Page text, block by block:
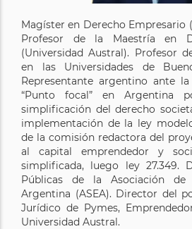
Magíster en Derecho Empresario
Profesor de la Maestría en
(Universidad Austral). Profesor
en las Universidades de
Representante argentino ante la
“Punto focal” en Argentina
simplificación del derecho
implementación de la ley
de la comisión redactora del
al capital emprendedor y
simplificada, luego ley 27.349.
Públicas de la Asociación de
Argentina (ASEA). Director del
Jurídico de Pymes,
Universidad Austral.